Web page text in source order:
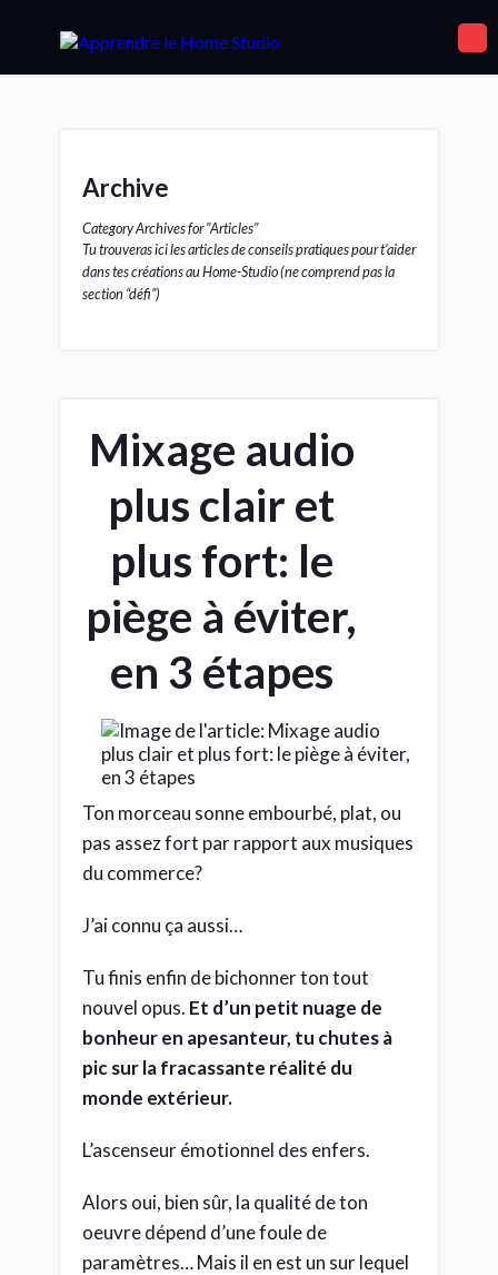
Archive
Category Archives for "Articles"
Tu trouveras ici les articles de conseils pratiques pour t’aider
dans tes créations au Home-Studio (ne comprend pas la
section “défi”)
Mixage audio
plus clair et
plus fort: le
piège à éviter,
en 3 étapes
Ton morceau sonne embourbé, plat, ou
pas assez fort par rapport aux musiques
du commerce?
J’ai connu ça aussi…
Tu finis enfin de bichonner ton tout
nouvel opus. Et d’un petit nuage de
bonheur en apesanteur, tu chutes à
pic sur la fracassante réalité du
monde extérieur.
L’ascenseur émotionnel des enfers.
Alors oui, bien sûr, la qualité de ton
oeuvre dépend d’une foule de
paramètres… Mais il en est un sur lequel